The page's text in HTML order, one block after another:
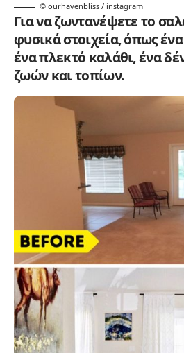
© ourhavenbliss / instagram
Για να ζωντανέψετε το
φυσικά στοιχεία, όπως
ένα πλεκτό καλάθι, ένα
ζωών και τοπίων.